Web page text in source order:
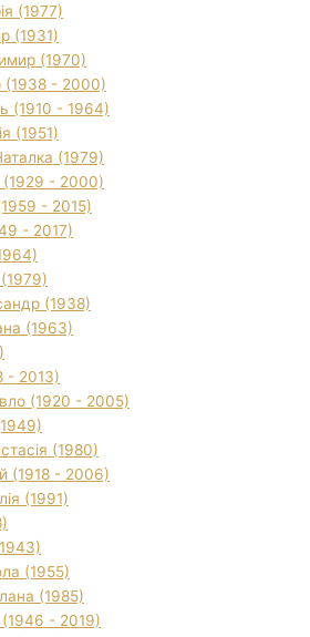
(1977)
(1931)
(1970)
(1938 - 2000)
(1910 - 1964)
(1951)
(1979)
- 2000)
- 2015)
- 2017)
(1938)
(1963)
- 2013)
(1920 - 2005)
(1980)
(1918 - 2006)
(1991)
(1955)
(1985)
- 2019)